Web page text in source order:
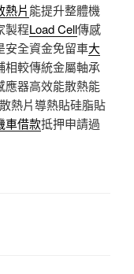
熱片能提升整體機
製程Load Cell傳感
安全資金免留車大
相較傳統金屬軸承
應器高效能散熱能
熱片導熱貼硅脂貼
車借款抵押申請過